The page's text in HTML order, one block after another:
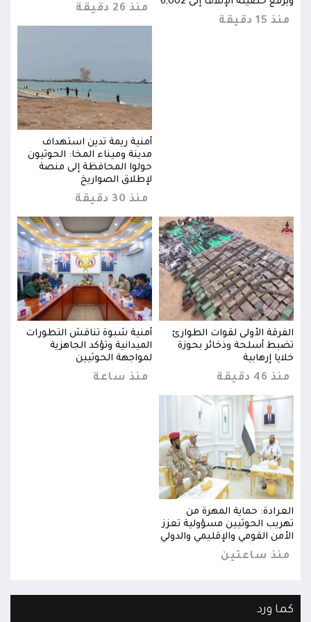
منذ 15 دقيقة
منذ 26 دقيقة
أمنية ريمة تدين استهداف
مدينة وميناء المخا: الحوثيون
حولوا المحافظة إلى منصة
لإطلاق الصواريخ
منذ 30 دقيقة
الفرقة الأولى لقوات الطوارئ
تضبط أسلحة وذخائر بحوزة
خلايا إرهابية
منذ 46 دقيقة
أمنية شبوة تناقش التطورات
الميدانية وتؤكد الجاهزية
لمواجهة الحوثيين
منذ ساعة
العرادة: حماية المهرة من
تهريب الحوثيين مسؤولية تعزز
الأمن القومي والإقليمي والدولي
منذ ساعتين
كما ورد